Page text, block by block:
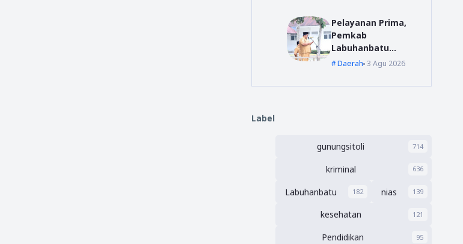
Pelayanan Prima,
Pemkab
Labuhanbatu
Siapkan Pelatihan
Kompetensi
Daerah 3 Agu 2026
Label
gunungsitoli 714
kriminal 636
Labuhanbatu 182 nias 139
kesehatan 121
Pendidikan 95